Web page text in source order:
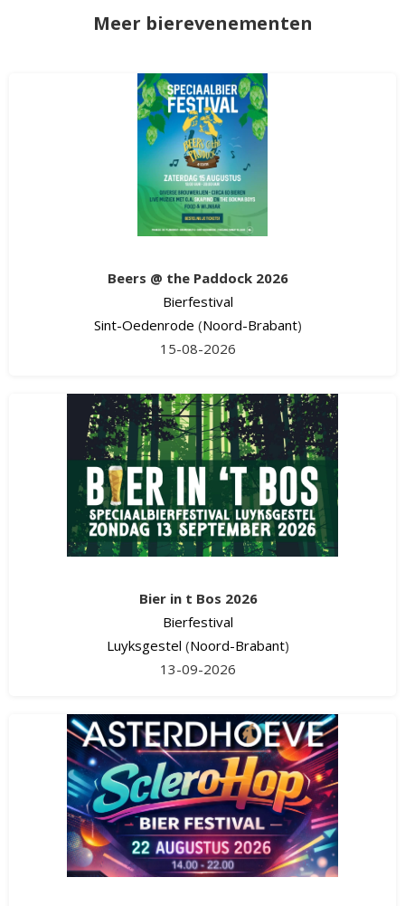
Meer bierevenementen
Beers @ the Paddock 2026
Bierfestival
Sint-Oedenrode (Noord-Brabant)
15-08-2026
Bier in t Bos 2026
Bierfestival
Luyksgestel (Noord-Brabant)
13-09-2026